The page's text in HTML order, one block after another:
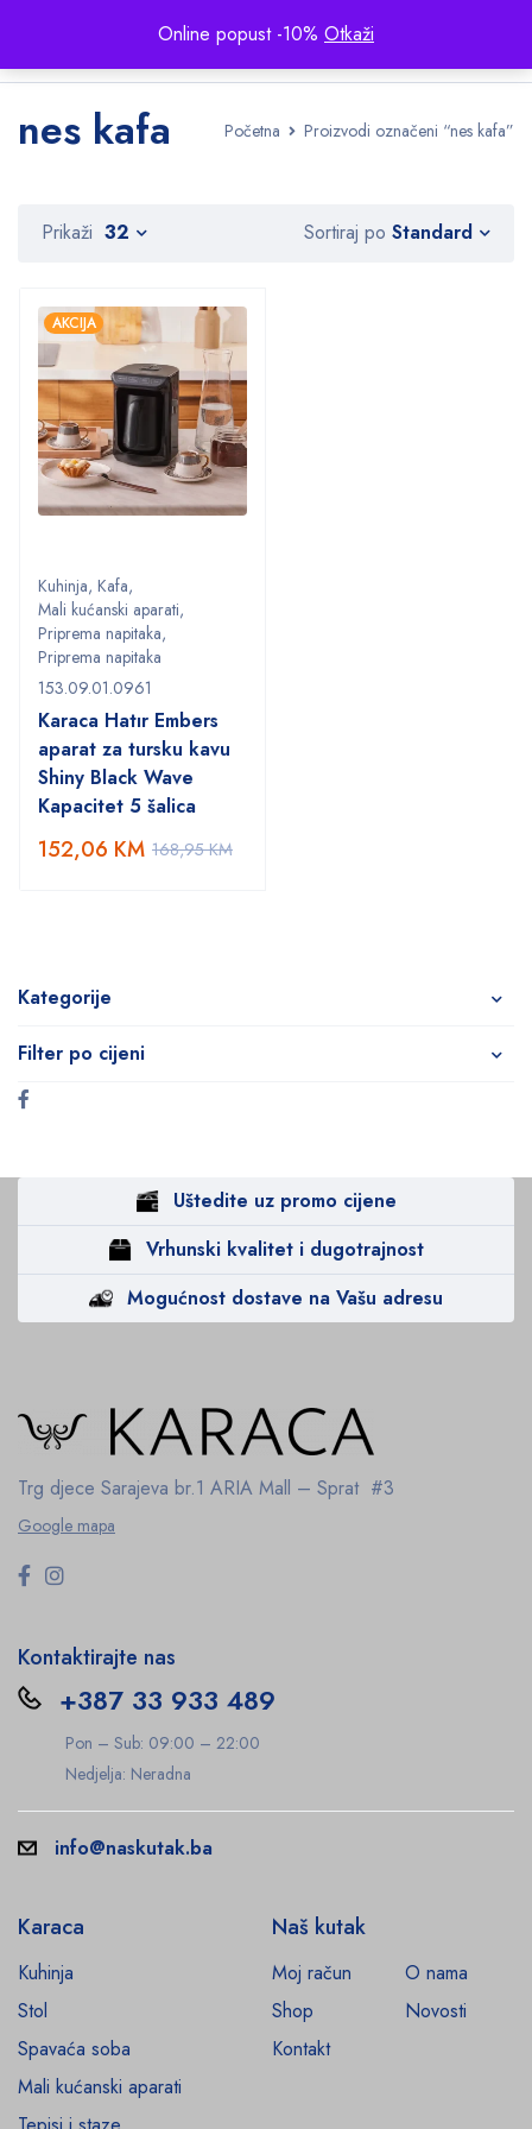
Online popust -10% Otkaži
Početna Proizvodi označeni “nes kafa”
nes kafa
Kategorije
Filter po cijeni
Sortiraj po Standard
Prikaži 32
AKCIJA
Kuhinja, Kafa,
Mali kućanski aparati,
Priprema napitaka,
Priprema napitaka
153.09.01.0961
Karaca Hatır Embers
aparat za tursku kavu
Shiny Black Wave
Kapacitet 5 šalica
168,95KM
152,06 KM
Uštedite uz promo cijene
Vrhunski kvalitet i dugotrajnost
Mogućnost dostave na Vašu adresu
Trg djece Sarajeva br.1 ARIA Mall – Sprat #3
Google mapa
Kontaktirajte nas
+387 33 933 489
Pon – Sub: 09:00 – 22:00
Nedjelja: Neradna
info@naskutak.ba
Karaca
Kuhinja
Stol
Spavaća soba
Mali kućanski aparati
Naš kutak
Moj račun
O nama
Shop
Novosti
Kontakt